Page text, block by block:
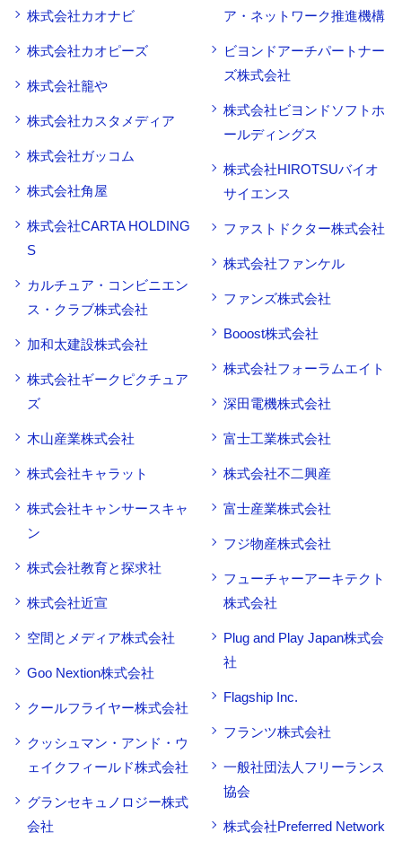
株式会社カオナビ
株式会社カオピーズ
株式会社籠や
株式会社カスタメディア
株式会社ガッコム
株式会社角屋
株式会社CARTA HOLDING
S
カルチュア・コンビニエン
ス・クラブ株式会社
加和太建設株式会社
株式会社ギークピクチュア
ズ
木山産業株式会社
株式会社キャラット
株式会社キャンサースキャ
ン
株式会社教育と探求社
株式会社近宣
空間とメディア株式会社
Goo Nextion株式会社
クールフライヤー株式会社
クッシュマン・アンド・ウ
ェイクフィールド株式会社
グランセキュノロジー株式
会社
ア・ネットワーク推進機構
ビヨンドアーチパートナー
ズ株式会社
株式会社ビヨンドソフトホ
ールディングス
株式会社HIROTSUバイオ
サイエンス
ファストドクター株式会社
株式会社ファンケル
ファンズ株式会社
Booost株式会社
株式会社フォーラムエイト
深田電機株式会社
富士工業株式会社
株式会社不二興産
富士産業株式会社
フジ物産株式会社
フューチャーアーキテクト
株式会社
Plug and Play Japan株式会
社
Flagship Inc.
フランツ株式会社
一般社団法人フリーランス
協会
株式会社Preferred Network